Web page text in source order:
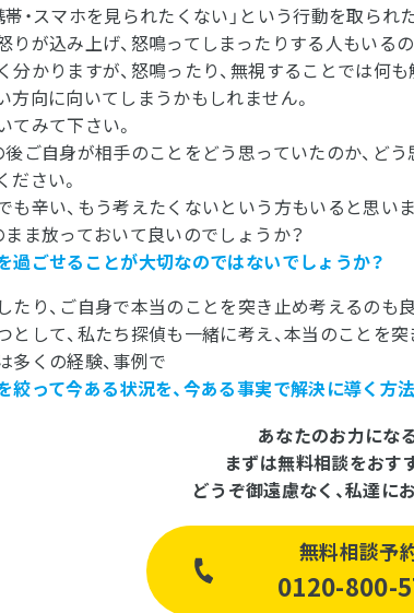
帯・スマホを見られたくない」という行動を取ら
りが込み上げ、怒鳴ってしまったりする人もいる
分かりますが、怒鳴ったり、無視することでは何も
方向に向いてしまうかもしれません。
てみて下さい。
後ご自身が相手のことをどう思っていたのか、どう
さい。
も辛い、もう考えたくないという方もいると思いま
まま放っておいて良いのでしょうか？
過ごせることが大切なのではないでしょうか？
たり、ご自身で本当のことを突き止め考えるのも
として、私たち探偵も一緒に考え、本当のことを
多くの経験、事例で
絞って今ある状況を、今ある事実で解決に導く方
あなたのお力にな
まずは無料相談をおす
どうぞ御遠慮なく、私達に
無料相談予
0120-800-